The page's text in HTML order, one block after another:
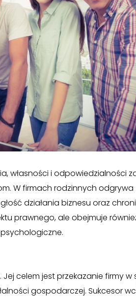
własności i odpowiedzialności
W firmach rodzinnych odgrywa
działania biznesu oraz
prawnego, ale obejmuje
celem jest przekazanie firmy w
gospodarczej. Sukcesor